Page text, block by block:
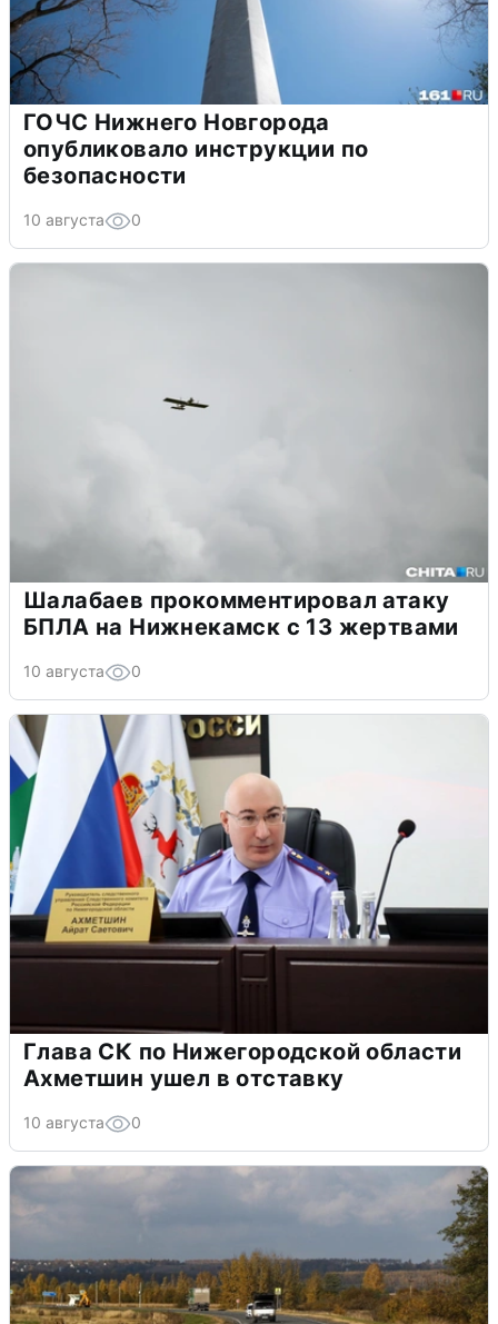
ГОЧС Нижнего Новгорода
опубликовало инструкции по
безопасности
10 августа 0
Шалабаев прокомментировал атаку
БПЛА на Нижнекамск с 13 жертвами
10 августа 0
Глава СК по Нижегородской области
Ахметшин ушел в отставку
10 августа 0